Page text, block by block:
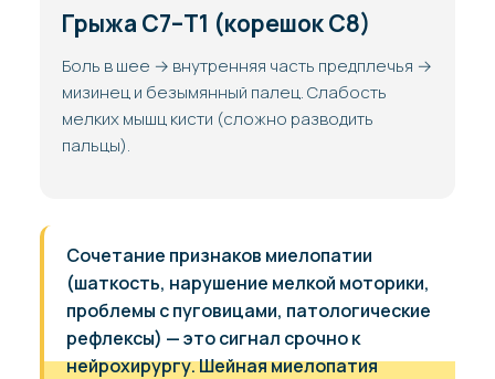
Грыжа C7–T1 (корешок C8)
Боль в шее → внутренняя часть предплечья →
мизинец и безымянный палец. Слабость
мелких мышц кисти (сложно разводить
пальцы).
Сочетание признаков миелопатии
(шаткость, нарушение мелкой моторики,
проблемы с пуговицами, патологические
рефлексы) — это сигнал срочно к
нейрохирургу. Шейная миелопатия